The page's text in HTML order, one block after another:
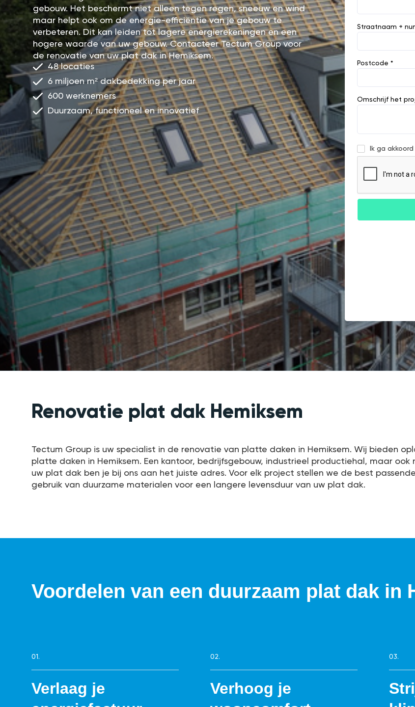
gebouw. Het beschermt niet alleen tegen regen, sneeuw en wind
maar helpt ook om de energie-efficiëntie van je gebouw te
verbeteren. Dit kan leiden tot lagere energierekeningen en een
hogere waarde van uw gebouw. Contacteer Tectum Group voor
de renovatie van uw plat dak in Hemiksem.
48 locaties
6 miljoen m² dakbedekking per jaar
600 werknemers
Duurzaam, functioneel en innovatief
Straatnaam +
Postcode *
Omschrijf het
Ik ga
Renovatie plat dak Hemiksem
Tectum Group is uw specialist in de renovatie van platte daken in Hemiksem. Wij bieden
platte daken in Hemiksem. Een kantoor, bedrijfsgebouw, industrieel productiehal, maar
uw plat dak ben je bij ons aan het juiste adres. Voor elk project stellen we de best
gebruik van duurzame materialen voor een langere levensduur van uw plat dak.
Voordelen van een duurzaam plat dak in
01.
Verlaag je
02.
Verhoog je
03.